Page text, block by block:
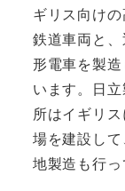
ギリス向けの
鉄道車両と、
形電車を製造
います。日
所はイギリ
場を建設し
地製造も行っ